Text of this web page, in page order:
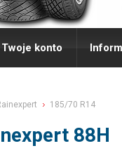
Twoje konto
185/70 R14
88H